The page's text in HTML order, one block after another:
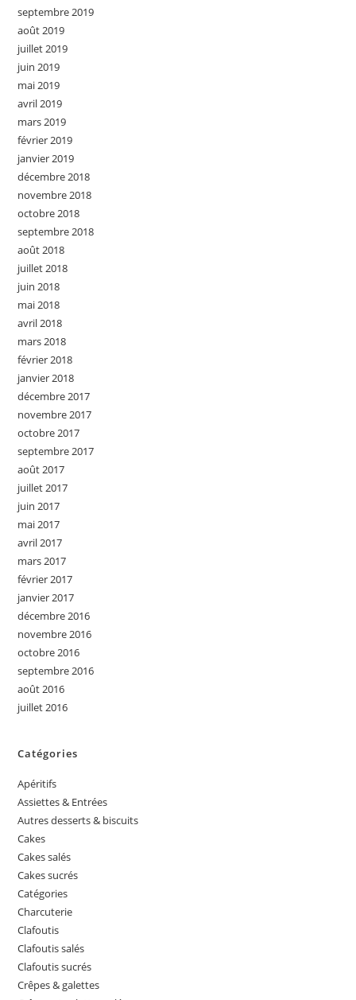
septembre 2019
août 2019
juillet 2019
juin 2019
mai 2019
avril 2019
mars 2019
février 2019
janvier 2019
décembre 2018
novembre 2018
octobre 2018
septembre 2018
août 2018
juillet 2018
juin 2018
mai 2018
avril 2018
mars 2018
février 2018
janvier 2018
décembre 2017
novembre 2017
octobre 2017
septembre 2017
août 2017
juillet 2017
juin 2017
mai 2017
avril 2017
mars 2017
février 2017
janvier 2017
décembre 2016
novembre 2016
octobre 2016
septembre 2016
août 2016
juillet 2016
Catégories
Apéritifs
Assiettes & Entrées
Autres desserts & biscuits
Cakes
Cakes salés
Cakes sucrés
Catégories
Charcuterie
Clafoutis
Clafoutis salés
Clafoutis sucrés
Crêpes & galettes